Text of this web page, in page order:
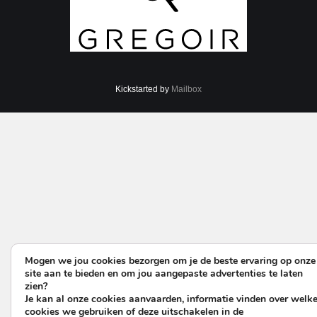
Kickstarted by Mailbox
Mogen we jou cookies bezorgen om je de beste ervaring op onze
site aan te bieden en om jou aangepaste advertenties te laten
zien?
Je kan al onze cookies aanvaarden, informatie vinden over welke
cookies we gebruiken of deze uitschakelen in de